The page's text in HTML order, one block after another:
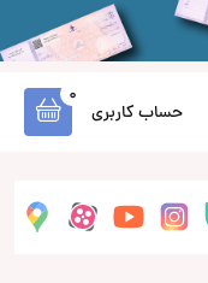
حساب کاربری
0